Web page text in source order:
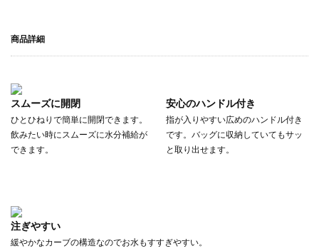
商品詳細
スムーズに開閉
ひとひねりで簡単に開閉できます。
飲みたい時にスムーズに水分補給が
できます。
安心のハンドル付き
指が入りやすい広めのハンドル付き
です。バッグに収納していてもサッ
と取り出せます。
注ぎやすい
緩やかなカーブの構造なのでお水もすすぎやすい。